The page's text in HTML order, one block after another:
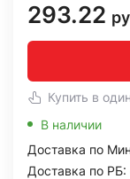
293.22
Купить в
В наличии
Доставка по
Доставка по РБ: